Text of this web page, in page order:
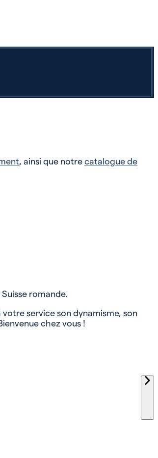
, ainsi que notrecatalogue de
romande.
service son dynamisme, son
chez vous !